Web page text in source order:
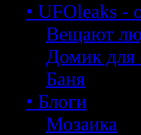
• UFOleaks -
Вещают
Домик для
Баня
• Блоги
Мозаика